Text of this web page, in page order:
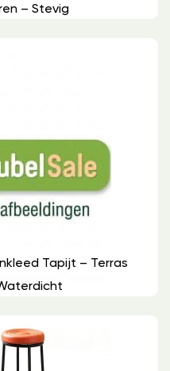
– Stevig
Tapijt – Terras